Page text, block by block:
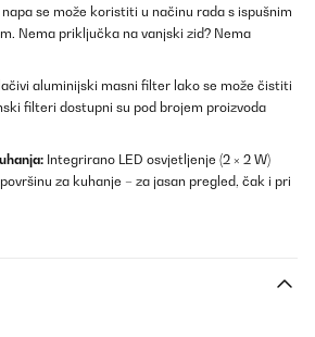
se može koristiti u načinu rada s ispušnim
Nema priključka na vanjski zid? Nema
aluminijski masni filter lako se može čistiti
filteri dostupni su pod brojem proizvoda
Integrirano LED osvjetljenje (2 × 2 W)
za kuhanje – za jasan pregled, čak i pri